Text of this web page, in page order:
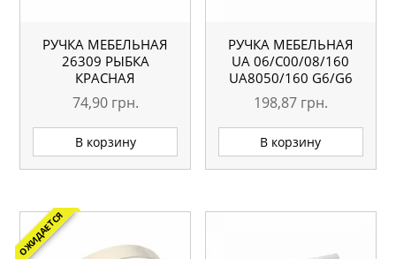
РУЧКА МЕБЕЛЬНАЯ
26309 РЫБКА
КРАСНАЯ
74,90 грн.
В корзину
РУЧКА МЕБЕЛЬНАЯ
UA 06/C00/08/160
UA8050/160 G6/G6
198,87 грн.
В корзину
ОЖИДАЕТСЯ